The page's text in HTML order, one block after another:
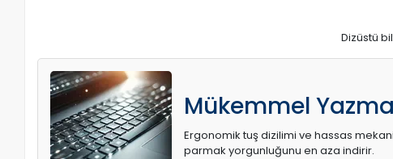
Dizüstü
Mükemmel
Ergonomik tuş dizilimi ve hassas
parmak yorgunluğunu en aza indirir.